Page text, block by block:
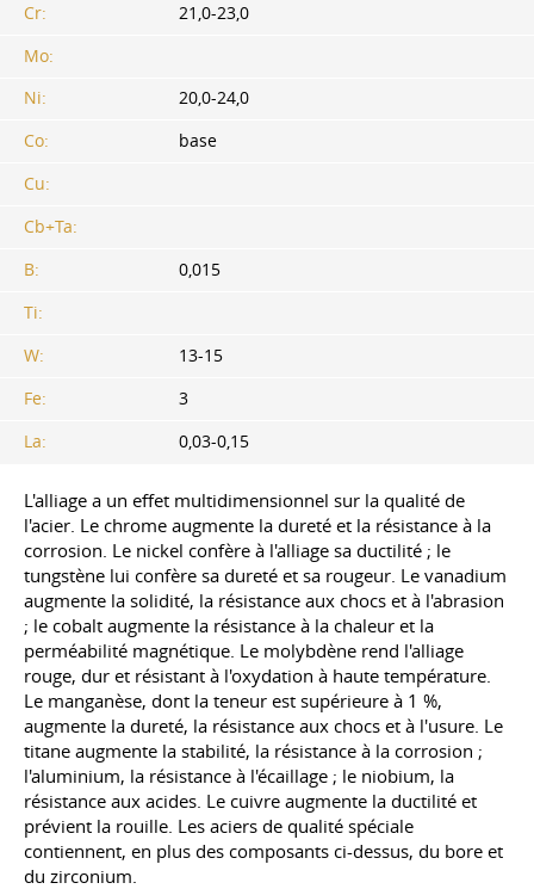
Cr:
21,0-23,0
Mo:
Ni:
20,0-24,0
Co:
base
Cu:
Cb+Ta:
B:
0,015
Ti:
W:
13-15
Fe:
3
La:
0,03-0,15
L'alliage a un effet multidimensionnel sur la qualité de
l'acier. Le chrome augmente la dureté et la résistance à la
corrosion. Le nickel confère à l'alliage sa ductilité ; le
tungstène lui confère sa dureté et sa rougeur. Le vanadium
augmente la solidité, la résistance aux chocs et à l'abrasion
; le cobalt augmente la résistance à la chaleur et la
perméabilité magnétique. Le molybdène rend l'alliage
rouge, dur et résistant à l'oxydation à haute température.
Le manganèse, dont la teneur est supérieure à 1 %,
augmente la dureté, la résistance aux chocs et à l'usure. Le
titane augmente la stabilité, la résistance à la corrosion ;
l'aluminium, la résistance à l'écaillage ; le niobium, la
résistance aux acides. Le cuivre augmente la ductilité et
prévient la rouille. Les aciers de qualité spéciale
contiennent, en plus des composants ci-dessus, du bore et
du zirconium.